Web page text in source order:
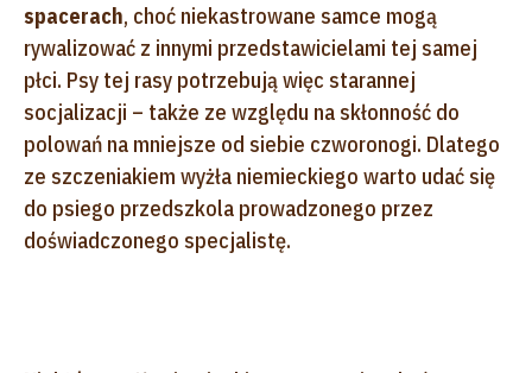
spacerach, choć niekastrowane samce mogą
rywalizować z innymi przedstawicielami tej samej
płci. Psy tej rasy potrzebują więc starannej
socjalizacji – także ze względu na skłonność do
polowań na mniejsze od siebie czworonogi. Dlatego
ze szczeniakiem wyżła niemieckiego warto udać się
do psiego przedszkola prowadzonego przez
doświadczonego specjalistę.